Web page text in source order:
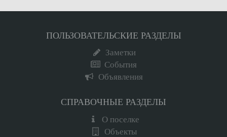
ПОЛЬЗОВАТЕЛЬСКИЕ РАЗДЕЛЫ
Заметки
События
Объявления
СПРАВОЧНЫЕ РАЗДЕЛЫ
О поселке
Объекты